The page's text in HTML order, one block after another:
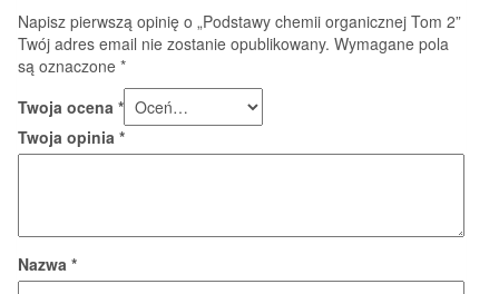
Napisz pierwszą opinię o „Podstawy chemii organicznej Tom 2”
Twój adres email nie zostanie opublikowany. Wymagane pola
są oznaczone *
Twoja ocena *
Twoja opinia *
Nazwa *